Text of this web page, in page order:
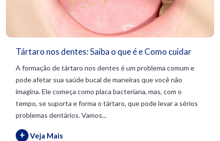
Tártaro nos dentes: Saiba o que é e Como cuidar
A formação de tártaro nos dentes é um problema comum e
pode afetar sua saúde bucal de maneiras que você não
imagina. Ele começa como placa bacteriana, mas, com o
tempo, se suporta e forma o tártaro, que pode levar a sérios
problemas dentários. Vamos...
+ Veja Mais